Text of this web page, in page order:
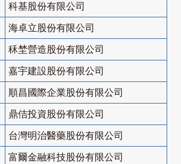
科基股份有限公司
海卓立股份有限公司
秝埜營造股份有限公司
嘉宇建設股份有限公司
順昌國際企業股份有限公司
鼎佶投資股份有限公司
台灣明治醫藥股份有限公司
富爾金融科技股份有限公司